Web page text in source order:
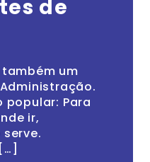
de
um
popular: Para
ir,